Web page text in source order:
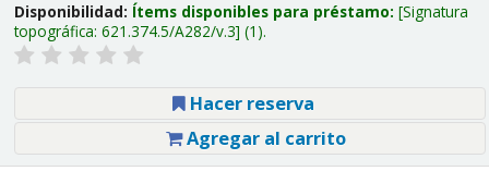
Disponibilidad: Ítems disponibles para préstamo: Signatura
topográfica: 621.374.5/A282/v.3 (1).
Hacer reserva
Agregar al carrito